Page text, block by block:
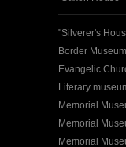
"Silverer's
Border
Evangelic
Literary
Memorial
Memorial
Memorial